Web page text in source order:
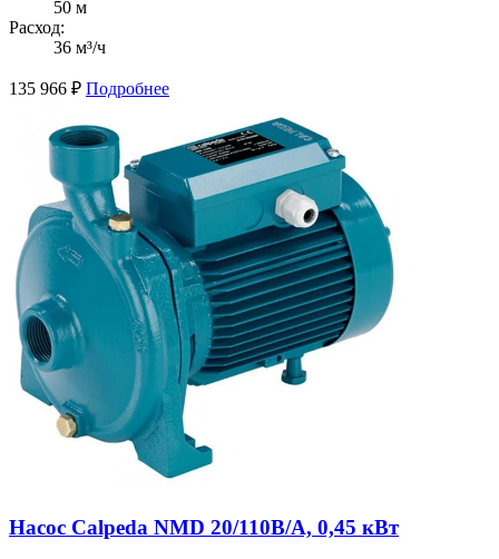
50 м
Расход:
36 м³/ч
135 966 ₽ Подробнее
Насос Calpeda NMD 20/110B/A, 0,45 кВт